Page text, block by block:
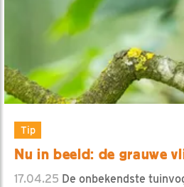
Tip
Nu in beeld: de grauwe
17.04.25 De onbekendste